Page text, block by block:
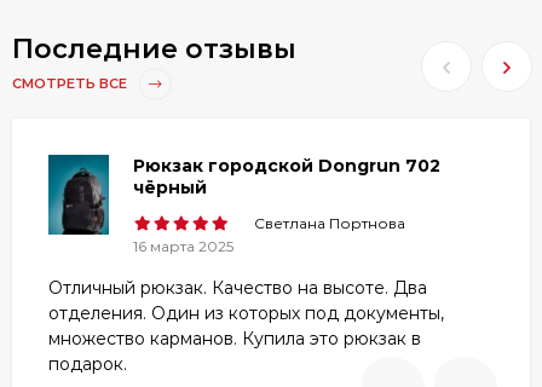
Последние отзывы
СМОТРЕТЬ ВСЕ
Рюкзак городской Dongrun 702
чёрный
Светлана Портнова
16 марта 2025
Отличный рюкзак. Качество на высоте. Два
отделения. Один из которых под документы,
множество карманов. Купила это рюкзак в
подарок.